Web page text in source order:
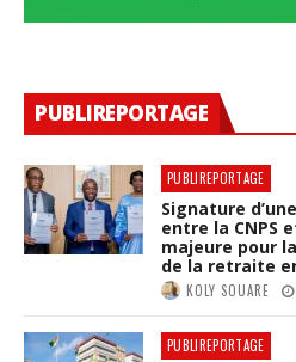
PUBLIREPORTAGE
PUBLIREPORTAGE
Signature
entre la CNPS
majeure pour
de la retraite
KOLY SOUARE
PUBLIREPORTAGE